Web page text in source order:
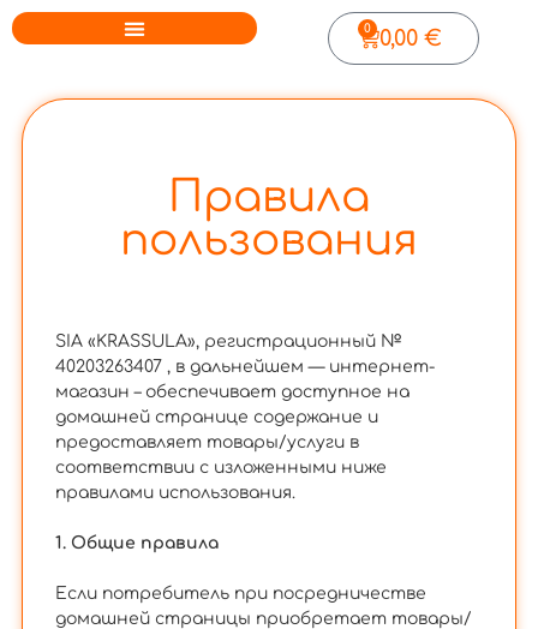
0,00€
0
Правила
пользования
SIA «KRASSULA», регистрационный №
40203263407 , в дальнейшем — интернет-
магазин – обеспечивает доступное на
домашней странице содержание и
предоставляет товары/услуги в
соответствии с изложенными ниже
правилами использования.
1. Общие правила
Если потребитель при посредничестве
домашней страницы приобретает товары/